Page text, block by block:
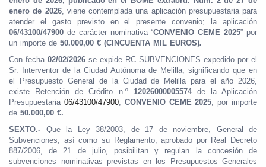
enero de 2026, viene contemplada una aplicación presupuestaria para
atender el gasto previsto en el presente convenio; la aplicación
06/43100/47900 de carácter nominativa “CONVENIO CEME 2025” por
un importe de 50.000,00 € (CINCUENTA MIL EUROS).
Con fecha 02/02/2026 se expide RC SUBVENCIONES expedido por el
Sr. Interventor de la Ciudad Autónoma de Melilla, significando que en
el Presupuesto General de la Ciudad de Melilla para el año 2026,
existe Retención de Crédito n.º 12026000005574de la Aplicación
Presupuestaria 06/43100/47900, CONVENIO CEME 2025, por importe
de 50.000,00 €.
SEXTO.- Que la Ley 38/2003, de 17 de noviembre, General de
Subvenciones, así como su Reglamento, aprobado por Real Decreto
887/2006, de 21 de julio, posibilitan y regulan la concesión de
subvenciones nominativas previstas en los Presupuestos Generales